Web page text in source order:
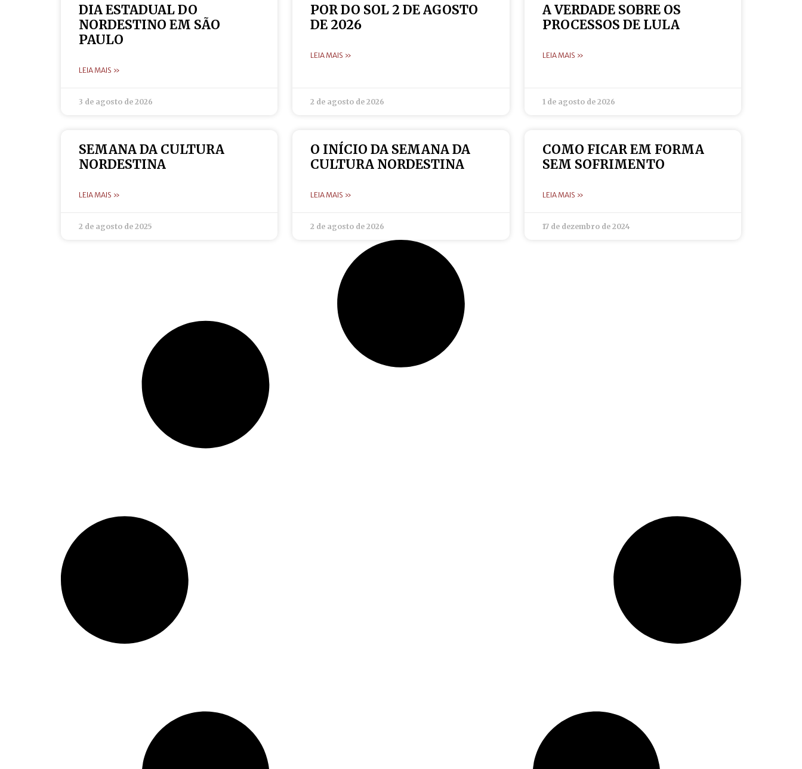
DIA ESTADUAL DO
NORDESTINO EM SÃO
PAULO
LEIA MAIS »
3 de agosto de 2026
POR DO SOL 2 DE AGOSTO
DE 2026
LEIA MAIS »
2 de agosto de 2026
A VERDADE SOBRE OS
PROCESSOS DE LULA
LEIA MAIS »
1 de agosto de 2026
SEMANA DA CULTURA
NORDESTINA
LEIA MAIS »
2 de agosto de 2025
O INÍCIO DA SEMANA DA
CULTURA NORDESTINA
LEIA MAIS »
2 de agosto de 2026
COMO FICAR EM FORMA
SEM SOFRIMENTO
LEIA MAIS »
17 de dezembro de 2024